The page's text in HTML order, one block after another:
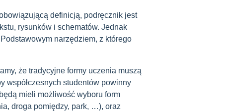
definicją, podręcznik jest
rysunków i schematów. Jednak
narzędziem, z którego
że tradycyjne formy uczenia muszą
współczesnych studentów powinny
mieli możliwość wyboru form
droga pomiędzy, park, …), oraz